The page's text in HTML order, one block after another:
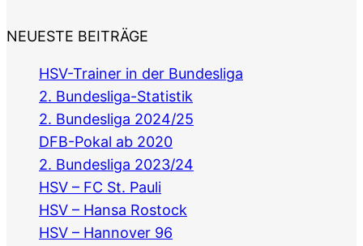
NEUESTE BEITRÄGE
HSV-Trainer in der Bundesliga
2. Bundesliga-Statistik
2. Bundesliga 2024/25
DFB-Pokal ab 2020
2. Bundesliga 2023/24
HSV – FC St. Pauli
HSV – Hansa Rostock
HSV – Hannover 96